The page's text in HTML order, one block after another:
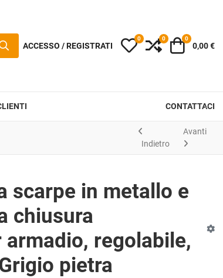
ACCESSO / REGISTRATI I miei preferiti
0 Compara
0 Carrello
0
0,00 €
CONTATTACI
Indietro
Avanti
scarpe in metallo e
chiusura
regolabile,
pietra